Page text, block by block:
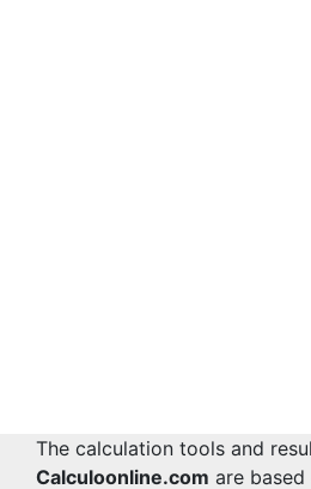
The calculation tools and
Calculoonline.com are